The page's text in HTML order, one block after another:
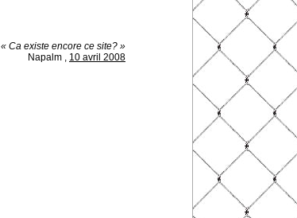
« Ca existe encore ce site? »
Napalm , 10 avril 2008